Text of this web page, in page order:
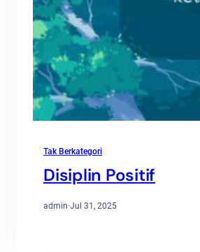
Tak Berkategori
Disiplin Positif
admin·Jul 31, 2025